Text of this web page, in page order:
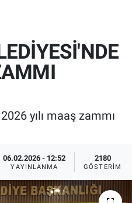
yılı maaş zammı
06.02.2026 - 12:52
YAYINLANMA
2180
GÖSTERIM